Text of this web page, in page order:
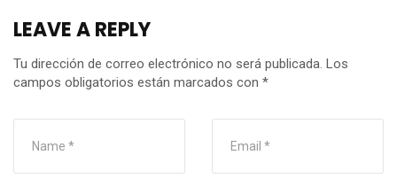
LEAVE A REPLY
Tu dirección de correo electrónico no será publicada. Los
campos obligatorios están marcados con *